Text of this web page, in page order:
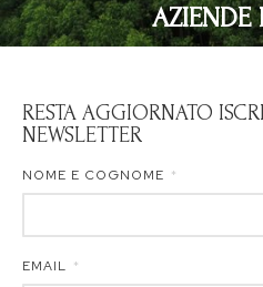
AZIENDE
RESTA AGGIORNATO
NEWSLETTER
NOME E COGNOME
EMAIL